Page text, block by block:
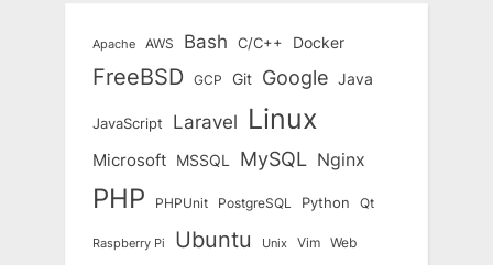
Apache AWS Bash C/C++ Docker
FreeBSD GCP Git Google Java
JavaScript Laravel Linux
Microsoft MSSQL MySQL Nginx
PHP PHPUnit PostgreSQL Python Qt
Raspberry Pi Ubuntu Unix Vim Web